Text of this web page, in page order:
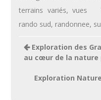
terrains variés, vues
rando sud, randonnee,
Navigation
de
Exploration des
au cœur de la nature
Exploration